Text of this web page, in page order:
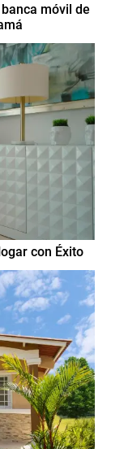
móvil de
con Éxito